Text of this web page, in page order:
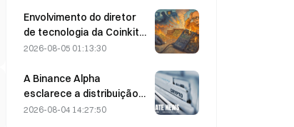
para makers.
Envolvimento do diretor
de tecnologia da Coinkite
em incidente envolvendo
Coldcard desencadeia
quatro ondas de ataques,
com perdas de US$ 114
2026-08-05 01:13:30
A Binance Alpha
esclarece a distribuição
de recompensas da
2026-08-04 14:27:50